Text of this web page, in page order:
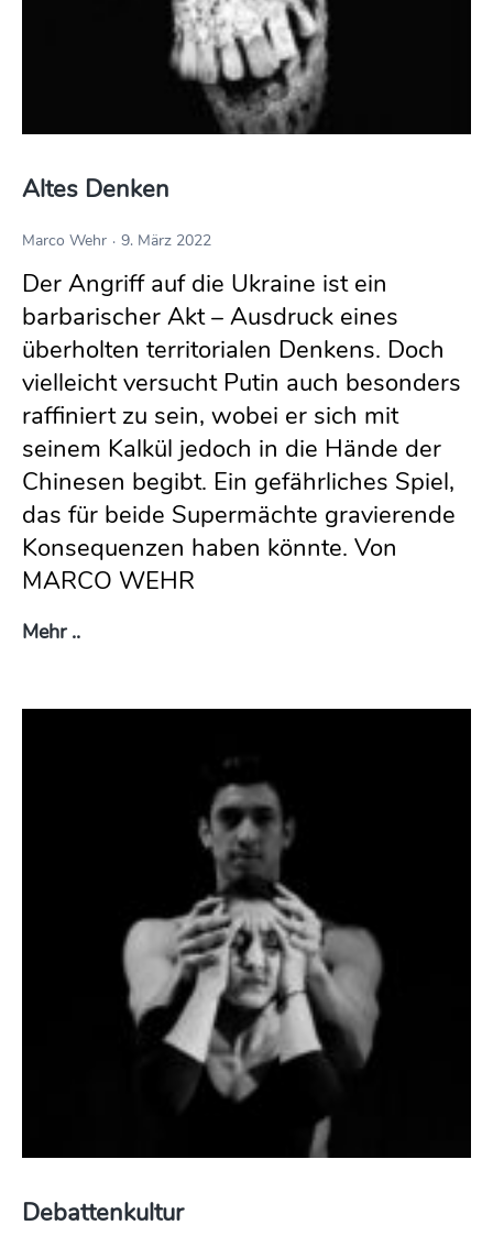
Altes Denken
Marco Wehr 9. März 2022
Der Angriff auf die Ukraine ist ein
barbarischer Akt – Ausdruck eines
überholten territorialen Denkens. Doch
vielleicht versucht Putin auch besonders
raffiniert zu sein, wobei er sich mit
seinem Kalkül jedoch in die Hände der
Chinesen begibt. Ein gefährliches Spiel,
das für beide Supermächte gravierende
Konsequenzen haben könnte. Von
MARCO WEHR
Mehr ..Altes Denken
Debattenkultur